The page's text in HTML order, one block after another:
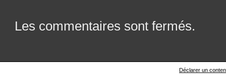
Les commentaires sont fermés.
Déclarer un